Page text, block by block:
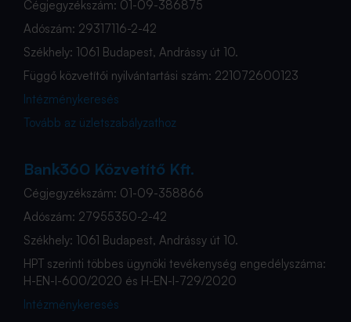
Cégjegyzékszám: 01-09-386875
Adószám: 29317116-2-42
Székhely: 1061 Budapest, Andrássy út 10.
Függő közvetítői nyilvántartási szám: 221072600123
Intézménykeresés
Tovább az üzletszabályzathoz
Bank360 Közvetítő Kft.
Cégjegyzékszám: 01-09-358866
Adószám: 27955350-2-42
Székhely: 1061 Budapest, Andrássy út 10.
HPT szerinti többes ügynöki tevékenység engedélyszáma:
H-EN-I-600/2020 és H-EN-I-729/2020
Intézménykeresés